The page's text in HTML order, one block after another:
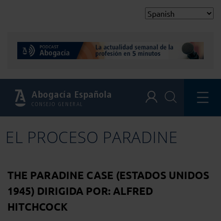
Abogacía Española
CONSEJO GENERAL
EL PROCESO PARADINE
THE PARADINE CASE (ESTADOS UNIDOS
1945) DIRIGIDA POR: ALFRED
HITCHCOCK